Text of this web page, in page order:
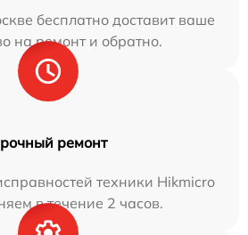
бесплатно доставит ваше
на ремонт и обратно.
ремонт
техники Hikmicro
в течение 2 часов.